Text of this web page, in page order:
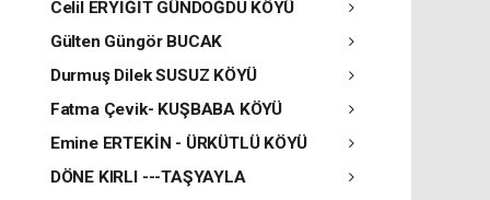
Celil ERYİĞİT GÜNDOĞDU KÖYÜ
Gülten Güngör BUCAK
Durmuş Dilek SUSUZ KÖYÜ
Fatma Çevik- KUŞBABA KÖYÜ
Emine ERTEKİN - ÜRKÜTLÜ KÖYÜ
DÖNE KIRLI ---TAŞYAYLA